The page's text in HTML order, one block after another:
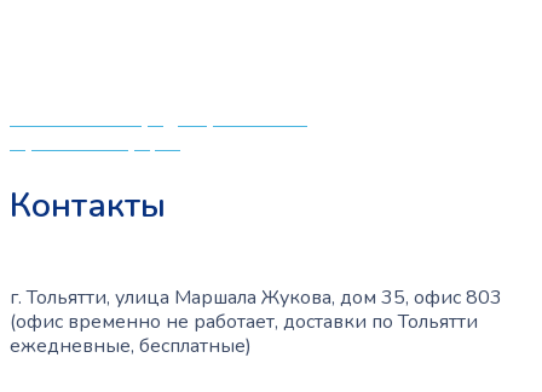
Контакты
г. Тольятти, улица Маршала Жукова, дом 35, офис 803
(офис временно не работает, доставки по Тольятти
ежедневные, бесплатные)